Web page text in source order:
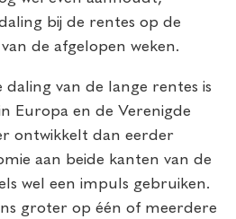
bij de rentes op de
de afgelopen weken.
daling van de lange rentes is
Europa en de Verenigde
ontwikkelt dan eerder
aan beide kanten van de
wel een impuls gebruiken.
groter op één of meerdere